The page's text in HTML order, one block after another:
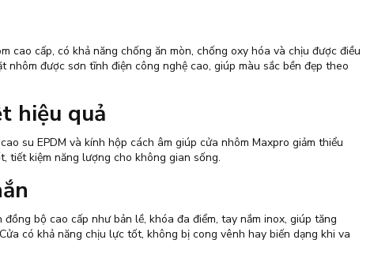
cao cấp, có khả năng chống ăn mòn, chống oxy hóa và chịu được điều
nhôm được sơn tĩnh điện công nghệ cao, giúp màu sắc bền đẹp theo
hiệu quả
su EPDM và kính hộp cách âm giúp cửa nhôm Maxpro giảm thiểu
tiết kiệm năng lượng cho không gian sống.
bộ cao cấp như bản lề, khóa đa điểm, tay nắm inox, giúp tăng
có khả năng chịu lực tốt, không bị cong vênh hay biến dạng khi va